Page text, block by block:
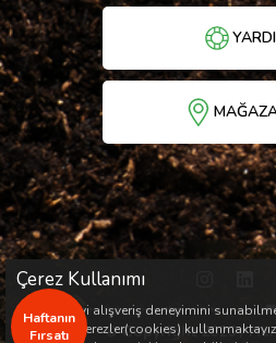
Haftanın
Fırsatı
© Copyright 2026 / Her
Çerez Kullanımı
Sizlere en iyi alışveriş deneyimini
sitemizde çerezler(cookies)